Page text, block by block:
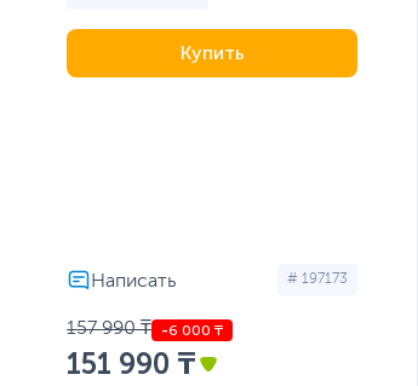
Купить
# 197173
157 990 ₸
151 990 ₸